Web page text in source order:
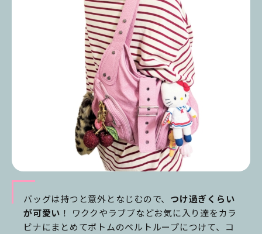
バッグは持つと意外となじむので、 つけ過ぎくらい
が可愛い ！ ワククやラブブなどお気に入り達をカラ
ビナにまとめてボトムのベルトループにつけて、コ